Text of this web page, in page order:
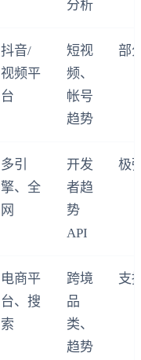
分析
抖音/
视频平
台
短视
频、
帐号
趋势
部
多引
擎、全
网
开发
者趋
势
API
极
电商平
台、搜
索
跨境
品
类、
趋势
支